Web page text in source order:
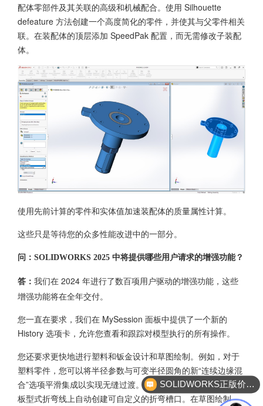
配体零部件及其关联的高级和机械配合。使用 Silhouette
defeature 方法创建一个高度简化的零件，并使其与父零件相关
联。在装配体的顶层添加 SpeedPak 配置，而无需修改子装配
体。
使用先前计算的零件和实体值加速装配体的质量属性计算。
这些只是等待您的众多性能改进中的一部分。
问：SOLIDWORKS 2025 中将提供哪些用户请求的增强功能？
答： 我们在 2024 年进行了数百项用户驱动的增强功能，这些
增强功能将在全年交付。
您一直在要求，我们在 MySession 面板中提供了一个新的
History 选项卡，允许您查看和跟踪对模型执行的所有操作。
您还要求更快地进行塑料和钣金设计和草图绘制。例如，对于
塑料零件，您可以将半径参数与可变半径圆角的新“连续边缘混
合”选项平滑集成以实现无缝过渡。对于钣金零件，您可以在平
板型式折弯线上自动创建可自定义的折弯槽口。在草图绘制
SOLIDWORKS正版价格？